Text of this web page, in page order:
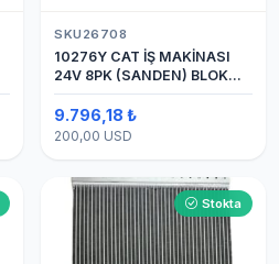
SKU26708
10276Y CAT İŞ MAKİNASI
24V 8PK (SANDEN) BLOK
SAPLAMALI KLİMA
KOMPRESÖRÜ 7H15
9.796,18 ₺
200,00 USD
Stokta